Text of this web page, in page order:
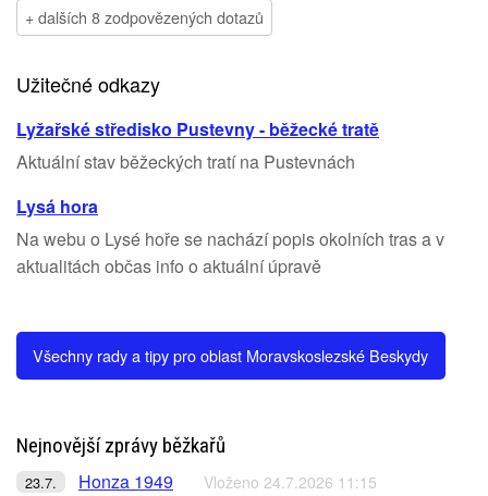
+ dalších 8 zodpovězených dotazů
Užitečné odkazy
Lyžařské středisko Pustevny - běžecké tratě
Aktuální stav běžeckých tratí na Pustevnách
Lysá hora
Na webu o Lysé hoře se nachází popis okolních tras a v
aktualitách občas info o aktuální úpravě
Všechny rady a tipy pro oblast Moravskoslezské Beskydy
Nejnovější zprávy běžkařů
23.7. Honza 1949 Vloženo 24.7.2026 11:15